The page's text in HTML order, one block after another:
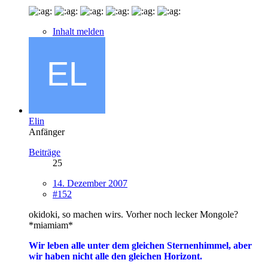
Inhalt melden
Elin
Anfänger
Beiträge
25
14. Dezember 2007
#152
okidoki, so machen wirs. Vorher noch lecker Mongole?
*miamiam*
Wir leben alle unter dem gleichen Sternenhimmel, aber
wir haben nicht alle den gleichen Horizont.